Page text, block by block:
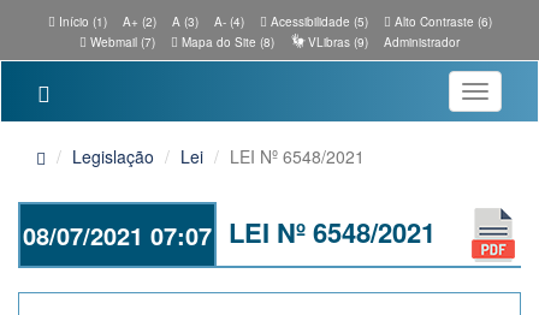
Início (1) A+ (2) A (3) A- (4) Acessibilidade (5)
Alto Contraste (6)
Webmail (7)
Mapa do Site (8) VLibras (9) Administrador
Toggle
Legislação Lei LEI Nº 6548/2021
08/07/2021 07:07 LEI Nº 6548/2021